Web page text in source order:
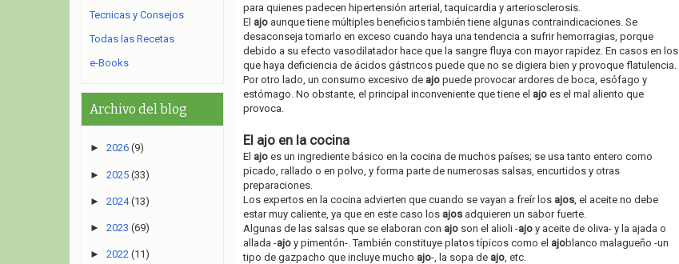
para quienes padecen hipertensión arterial, taquicardia y arteriosclerosis.
El ajoaunque tiene múltiples beneficios también tiene algunas contraindicaciones. Se
desaconseja tomarlo en exceso cuando haya una tendencia a sufrir hemorragias, porque
debido a su efecto vasodilatador hace que la sangre fluya con mayor rapidez. En casos en los
que haya deficiencia de ácidos gástricos puede que no se digiera bien y provoque flatulencia.
Por otro lado, un consumo excesivo de ajopuede provocar ardores de boca, esófago y
estómago. No obstante, el principal inconveniente que tiene el ajoes el mal aliento que
provoca.
El ajo en la cocina
El ajoes un ingrediente básico en la cocina de muchos países; se usa tanto entero como
picado, rallado o en polvo, y forma parte de numerosas salsas, encurtidos y otras
preparaciones.
Los expertos en la cocina advierten que cuando se vayan a freír los ajos, el aceite no debe
estar muy caliente, ya que en este caso los ajosadquieren un sabor fuerte.
Algunas de las salsas que se elaboran con ajoson el alioli -ajoy aceite de oliva- y la ajada o
allada -ajoy pimentón-. También constituye platos típicos como el ajoblanco malagueño -un
tipo de gazpacho que incluye mucho ajo-, la sopa de ajo, etc.
Tecnicas y Consejos
Todas las Recetas
e-Books
Archivo del blog
► 2026 (9)
► 2025 (33)
► 2024 (13)
► 2023 (69)
► 2022 (11)